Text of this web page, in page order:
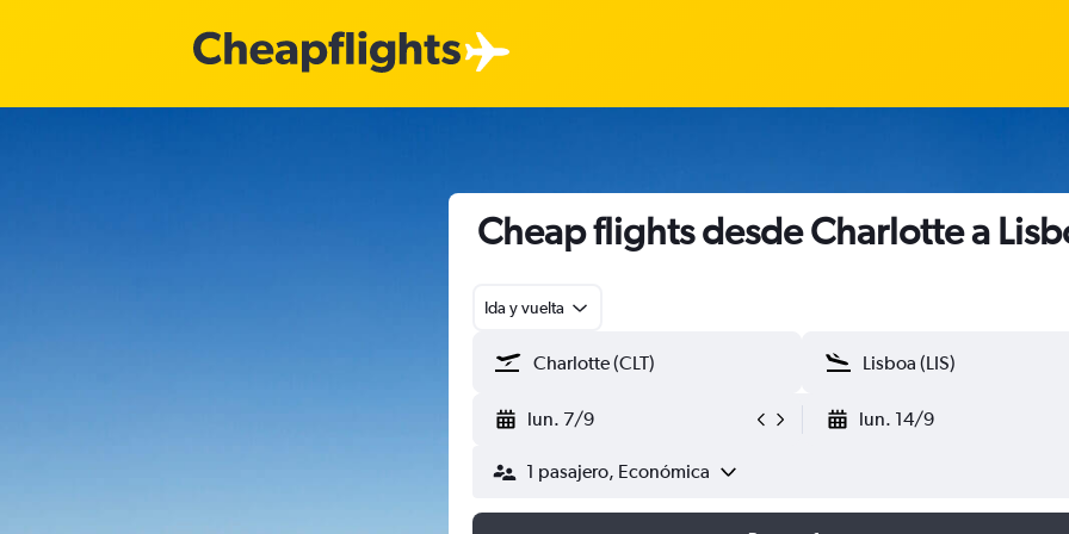
Cheap flights desde Charlotte a
Ida y vuelta
lun. 7/9 lun. 14/9
1 pasajero, Económica